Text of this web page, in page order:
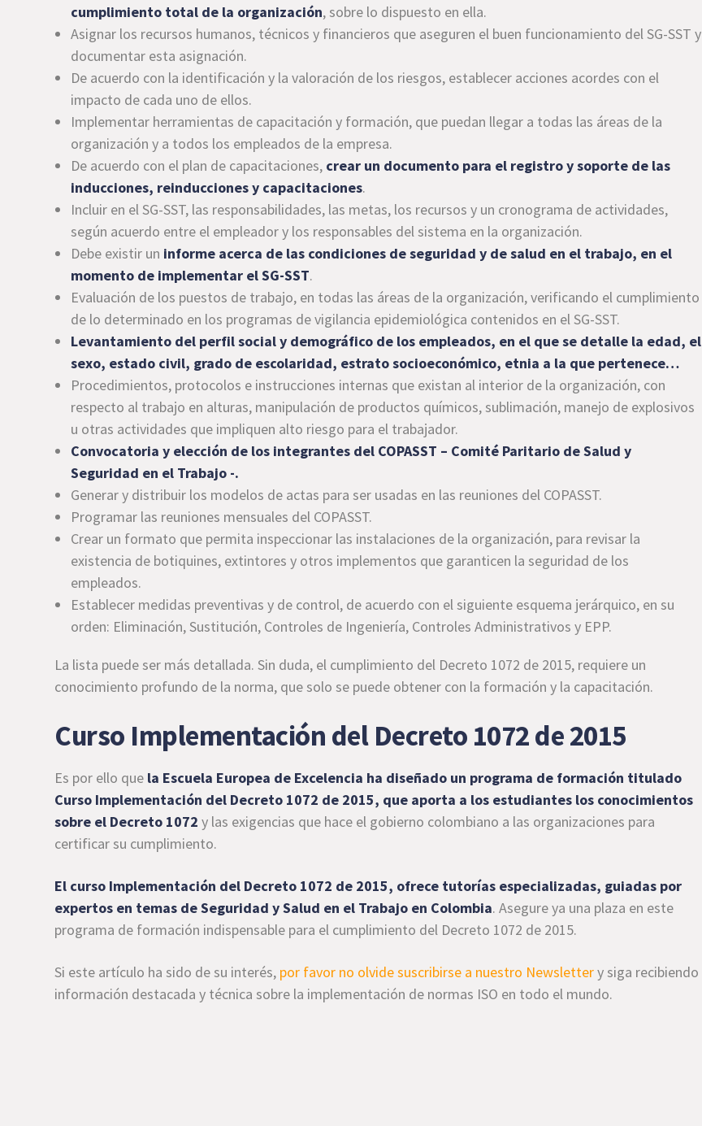
cumplimiento total de la organización, sobre lo dispuesto en ella.
Asignar los recursos humanos, técnicos y financieros que aseguren el buen funcionamiento del SG-SST y
documentar esta asignación.
De acuerdo con la identificación y la valoración de los riesgos, establecer acciones acordes con el
impacto de cada uno de ellos.
Implementar herramientas de capacitación y formación, que puedan llegar a todas las áreas de la
organización y a todos los empleados de la empresa.
De acuerdo con el plan de capacitaciones, crear un documento para el registro y soporte de las
inducciones, reinducciones y capacitaciones.
Incluir en el SG-SST, las responsabilidades, las metas, los recursos y un cronograma de actividades,
según acuerdo entre el empleador y los responsables del sistema en la organización.
Debe existir un informe acerca de las condiciones de seguridad y de salud en el trabajo, en el
momento de implementar el SG-SST.
Evaluación de los puestos de trabajo, en todas las áreas de la organización, verificando el cumplimiento
de lo determinado en los programas de vigilancia epidemiológica contenidos en el SG-SST.
Levantamiento del perfil social y demográfico de los empleados, en el que se detalle la edad, el
sexo, estado civil, grado de escolaridad, estrato socioeconómico, etnia a la que pertenece…
Procedimientos, protocolos e instrucciones internas que existan al interior de la organización, con
respecto al trabajo en alturas, manipulación de productos químicos, sublimación, manejo de explosivos
u otras actividades que impliquen alto riesgo para el trabajador.
Convocatoria y elección de los integrantes del COPASST – Comité Paritario de Salud y
Seguridad en el Trabajo -.
Generar y distribuir los modelos de actas para ser usadas en las reuniones del COPASST.
Programar las reuniones mensuales del COPASST.
Crear un formato que permita inspeccionar las instalaciones de la organización, para revisar la
existencia de botiquines, extintores y otros implementos que garanticen la seguridad de los
empleados.
Establecer medidas preventivas y de control, de acuerdo con el siguiente esquema jerárquico, en su
orden: Eliminación, Sustitución, Controles de Ingeniería, Controles Administrativos y EPP.
La lista puede ser más detallada. Sin duda, el cumplimiento del Decreto 1072 de 2015, requiere un
conocimiento profundo de la norma, que solo se puede obtener con la formación y la capacitación.
Curso Implementación del Decreto 1072 de 2015
Es por ello que la Escuela Europea de Excelencia ha diseñado un programa de formación titulado
Curso Implementación del Decreto 1072 de 2015, que aporta a los estudiantes los conocimientos
sobre el Decreto 1072 y las exigencias que hace el gobierno colombiano a las organizaciones para
certificar su cumplimiento.
El curso Implementación del Decreto 1072 de 2015, ofrece tutorías especializadas, guiadas por
expertos en temas de Seguridad y Salud en el Trabajo en Colombia. Asegure ya una plaza en este
programa de formación indispensable para el cumplimiento del Decreto 1072 de 2015.
Si este artículo ha sido de su interés, por favor no olvide suscribirse a nuestro Newslettery siga recibiendo
información destacada y técnica sobre la implementación de normas ISO en todo el mundo.